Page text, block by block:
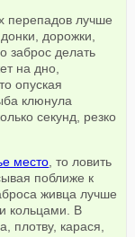
перепадов лучше
дорожки,
заброс делать
на дно,
опуская
клюнула
секунд, резко
место, то ловить
поближе к
живца лучше
кольцами. В
плотву, карася,